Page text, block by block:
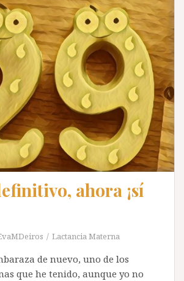
ahora ¡sí
Lactancia Materna
de nuevo, uno de los
que he tenido, aunque yo no